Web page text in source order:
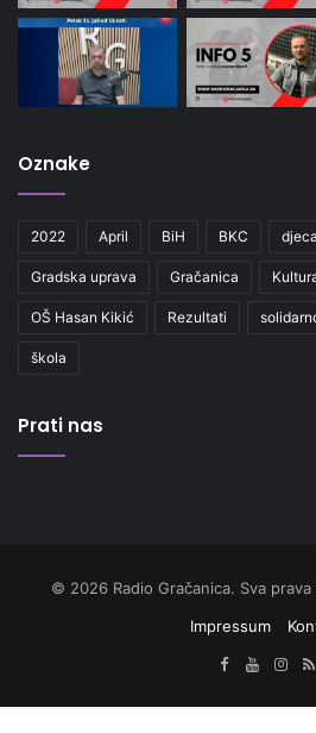
Oznake
2022 April BiH BKC djeca
Gradska uprava Gračanica
OŠ Hasan Kikić Rezultati
škola
Prati nas
© 2026 Radio Gračanica. Sva
Impressum